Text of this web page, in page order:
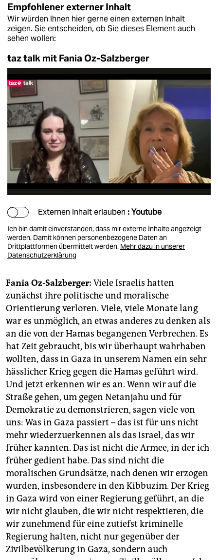
Empfohlener externer Inhalt
Wir würden Ihnen hier gerne einen externen Inhalt
zeigen. Sie entscheiden, ob Sie dieses Element auch
sehen wollen:
taz talk mit Fania Oz-Salzberger
Externen Inhalt erlauben : Youtube
Ich bin damit einverstanden, dass mir externe Inhalte angezeigt
werden. Damit können personenbezogene Daten an
Drittplattformen übermittelt werden. Mehr dazu in unserer
Datenschutzerklärung
Fania Oz-Salzberger: Viele Israelis hatten
zunächst ihre politische und moralische
Orientierung verloren. Viele, viele Monate lang
war es unmöglich, an etwas anderes zu denken als
an die von der Hamas begangenen Verbrechen. Es
hat Zeit gebraucht, bis wir überhaupt wahrhaben
wollten, dass in Gaza in unserem Namen ein sehr
hässlicher Krieg gegen die Hamas geführt wird.
Und jetzt erkennen wir es an. Wenn wir auf die
Straße gehen, um gegen Netanjahu und für
Demokratie zu demonstrieren, sagen viele von
uns: Was in Gaza passiert – das ist für uns nicht
mehr wiederzuerkennen als das Israel, das wir
früher kannten. Das ist nicht die Armee, in der ich
früher gedient habe. Das sind nicht die
moralischen Grundsätze, nach denen wir erzogen
wurden, insbesondere in den Kibbuzim. Der Krieg
in Gaza wird von einer Regierung geführt, an die
wir nicht glauben, die wir nicht respektieren, die
wir zunehmend für eine zutiefst kriminelle
Regierung halten, nicht nur gegenüber der
Zivilbevölkerung in Gaza, sondern auch